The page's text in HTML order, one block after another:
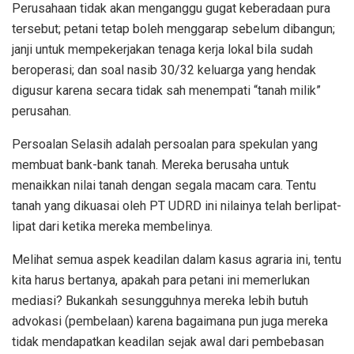
Perusahaan tidak akan menganggu gugat keberadaan pura
tersebut; petani tetap boleh menggarap sebelum dibangun;
janji untuk mempekerjakan tenaga kerja lokal bila sudah
beroperasi; dan soal nasib 30/32 keluarga yang hendak
digusur karena secara tidak sah menempati “tanah milik”
perusahan.
Persoalan Selasih adalah persoalan para spekulan yang
membuat bank-bank tanah. Mereka berusaha untuk
menaikkan nilai tanah dengan segala macam cara. Tentu
tanah yang dikuasai oleh PT UDRD ini nilainya telah berlipat-
lipat dari ketika mereka membelinya.
Melihat semua aspek keadilan dalam kasus agraria ini, tentu
kita harus bertanya, apakah para petani ini memerlukan
mediasi? Bukankah sesungguhnya mereka lebih butuh
advokasi (pembelaan) karena bagaimana pun juga mereka
tidak mendapatkan keadilan sejak awal dari pembebasan